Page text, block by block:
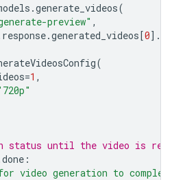
.generate_videos(
preview" ,
response.generated_videos[0] .
(
=1 ,
status until the video is
done :
video generation to